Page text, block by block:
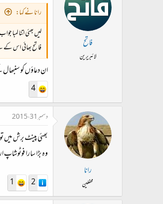
فاتح
لائبریرین
رانا نے کہا:
لیں بھئی اتنا لمبا
فاتح بھائی اس کے
ان دعاؤں کو
4
رانا
محفلین
دسمبر 31، 2015
بھئی پینٹ برش میں
وہ بڑا سارا
2
1